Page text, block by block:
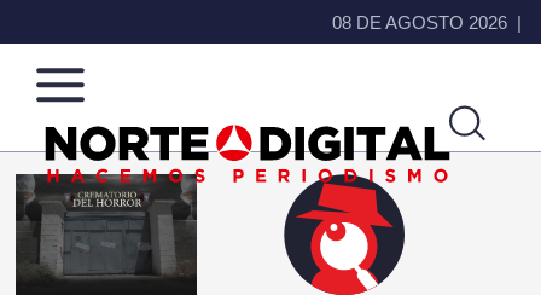
08 DE AGOSTO 2026
Norte
de
Ciudad
Más
que
noticias,